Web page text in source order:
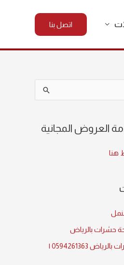
اتصل بنا
العروض المجانية
هنا
حشرات بالرياض
شركة مكافحة حشرات بالرياض 0594261363 |